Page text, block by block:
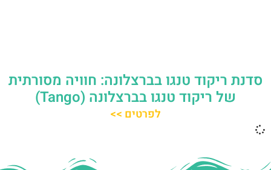
סדנת ריקוד טנגו בברצלונה: חוויה מסורתית
של ריקוד טנגו בברצלונה (Tango)
לפרטים >>